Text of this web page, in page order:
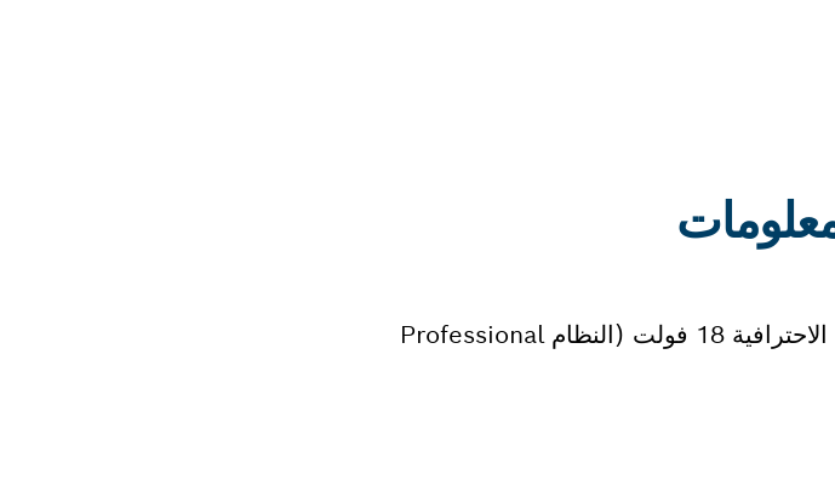
يتوافق هذا المنفاخ العامل ببطارية مع جميع بطاريات وشواحن بوش الاحترافية 18 فولت (النظام Professional